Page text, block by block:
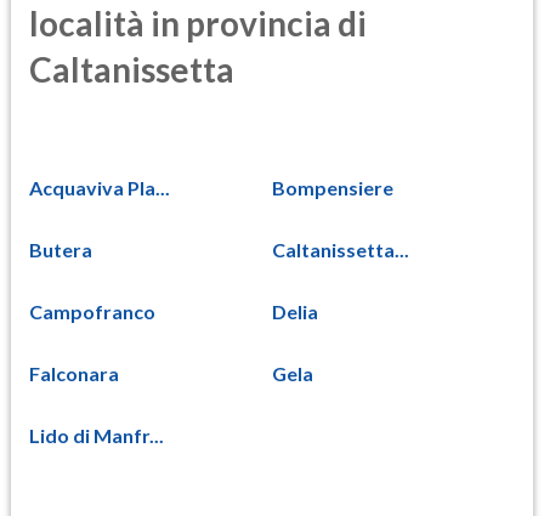
località in provincia di
Caltanissetta
Acquaviva Pla... Bompensiere
Butera Caltanissetta...
Campofranco Delia
Falconara Gela
Lido di Manfr...